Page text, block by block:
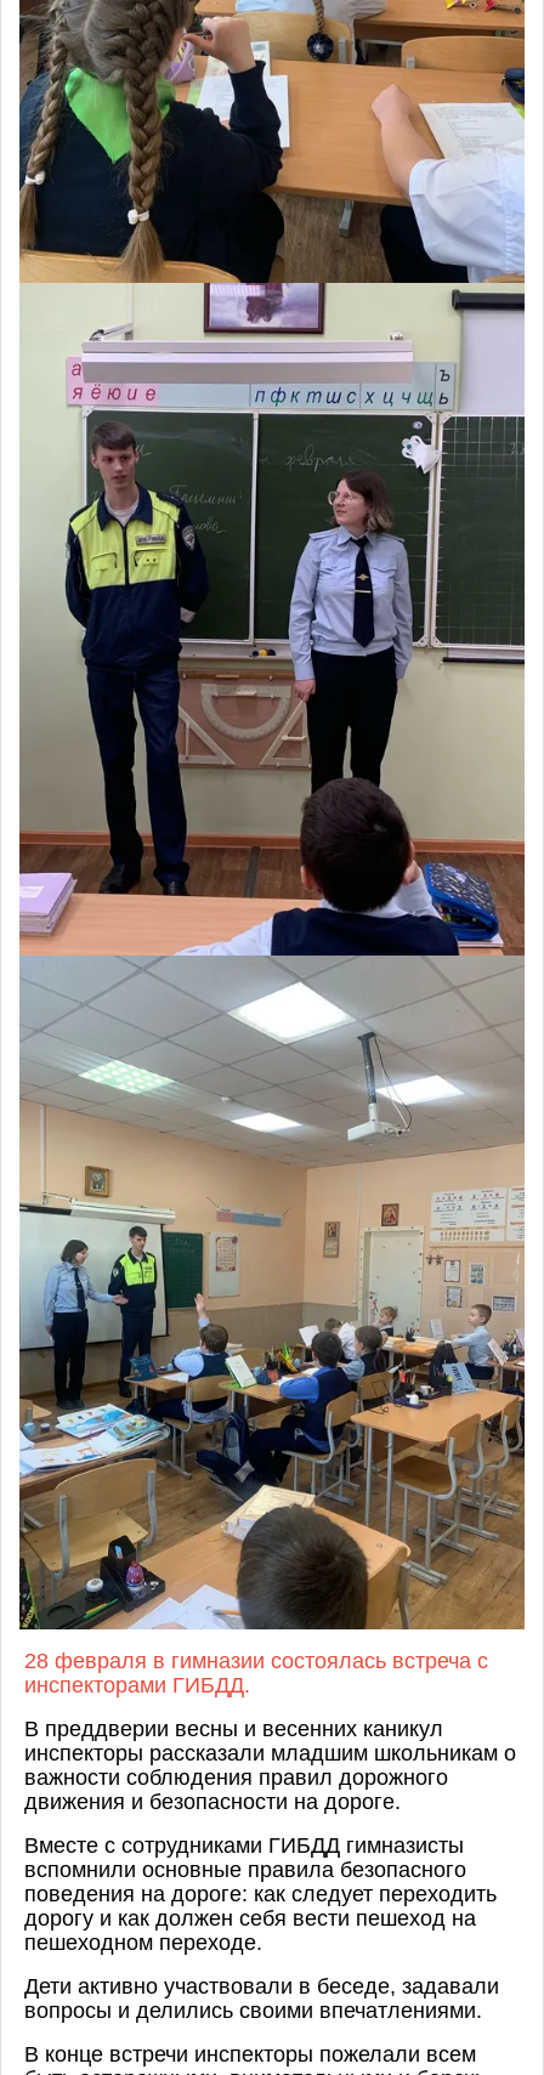
28 февраля в гимназии состоялась встреча с
инспекторами ГИБДД.
В преддверии весны и весенних каникул
инспекторы рассказали младшим школьникам о
важности соблюдения правил дорожного
движения и безопасности на дороге.
Вместе с сотрудниками ГИБДД гимназисты
вспомнили основные правила безопасного
поведения на дороге: как следует переходить
дорогу и как должен себя вести пешеход на
пешеходном переходе.
Дети активно участвовали в беседе, задавали
вопросы и делились своими впечатлениями.
В конце встречи инспекторы пожелали всем